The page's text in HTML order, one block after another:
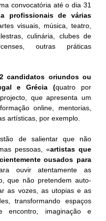
convocatória até o dia 31
profissionais de várias
visuais, música, teatro,
culinária, clubes de
outras práticas
candidatos oriundos ou
e Grécia (quatro por
que apresenta um
online, mentorias,
artísticas, por exemplo.
de salientar que não
pessoas, «artistas que
ousados ​​para
ouvir atentamente as
que não pretendem auto-
as vozes, as utopias e as
transformando espaços
encontro, imaginação e